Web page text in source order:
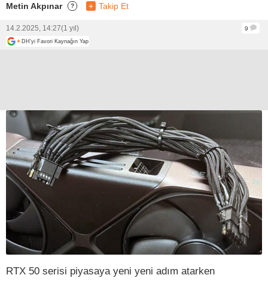
Metin Akpınar ? + Takip Et
14.2.2025, 14:27(1 yıl)
9
+ DH'yi Favori Kaynağın Yap
RTX 50 serisi piyasaya yeni yeni adım atarken